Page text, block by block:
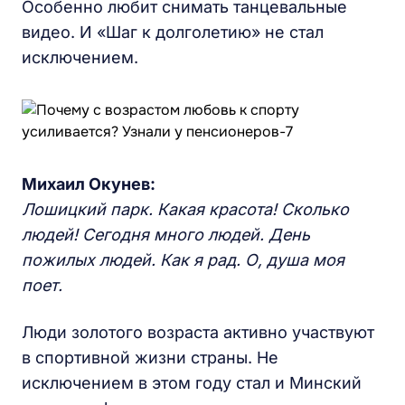
Особенно любит снимать танцевальные
видео. И «Шаг к долголетию» не стал
исключением.
Михаил Окунев:
Лошицкий парк. Какая красота! Сколько
людей! Сегодня много людей. День
пожилых людей. Как я рад. О, душа моя
поет.
Люди золотого возраста активно участвуют
в спортивной жизни страны. Не
исключением в этом году стал и Минский